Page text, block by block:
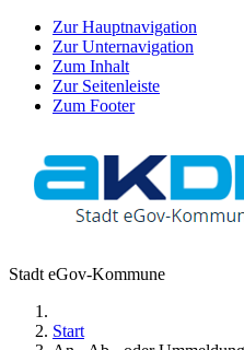
Zur Hauptnavigation
Zur Unternavigation
Zum Inhalt
Zur Seitenleiste
Zum Footer
Stadt eGov-Kommune
Start